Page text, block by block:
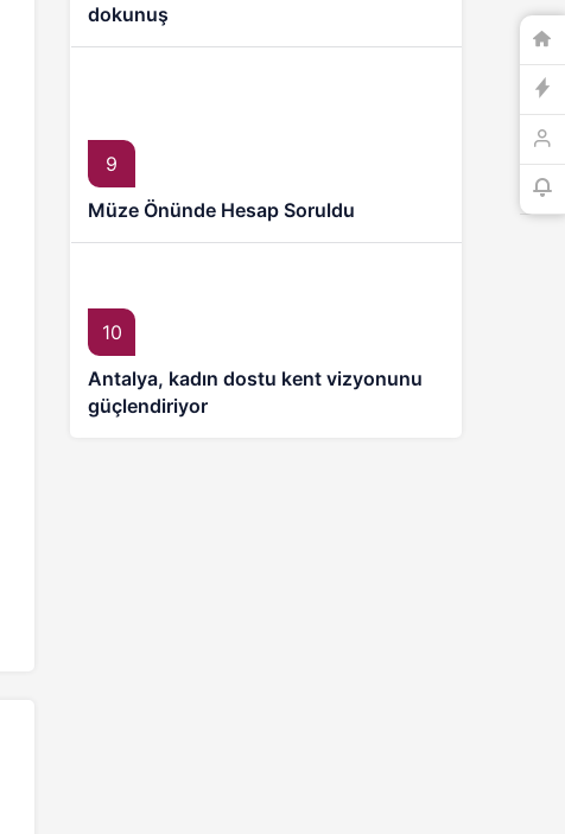
dokunuş
9
Müze Önünde Hesap Soruldu
10
Antalya, kadın dostu kent vizyonunu
güçlendiriyor